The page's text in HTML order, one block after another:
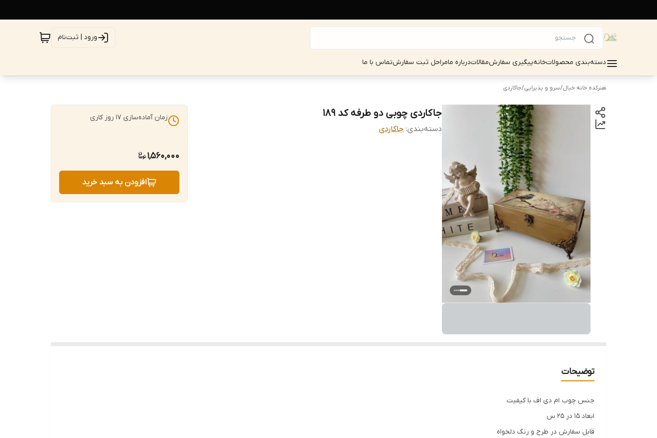
ورود | ثبت‌نام
دسته‌بندی محصولاتخانهپیگیری سفارشمقالاتدرباره مامراحل ثبت سفارشتماس با ما
هنرکده خانه خیال/سرو و پذیرایی/جاکاردی
جاکاردی چوبی دو طرفه کد 189
دسته‌بندی: جاکاردی
زمان آماده‌سازی 17 روز کاری
1,560,000
افزودن به سبد خرید
توضیحات
جنس چوب ام دی اف با کیفیت
ابعاد 15 در 25 س
قابل سفارش در طرح و رنگ دلخواه